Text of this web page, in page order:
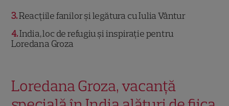
3 Reacțiile fanilor și legătura cu Iulia Vântur
4 India, loc de refugiu și inspirație pentru
Loredana Groza
Loredana Groza, vacanță